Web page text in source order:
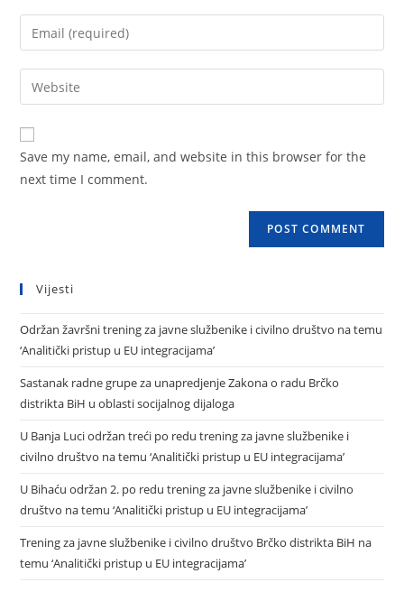
Save my name, email, and website in this browser for the
next time I comment.
Vijesti
Održan žavršni trening za javne službenike i civilno društvo na temu
‘Analitički pristup u EU integracijama’
Sastanak radne grupe za unapredjenje Zakona o radu Brčko
distrikta BiH u oblasti socijalnog dijaloga
U Banja Luci održan treći po redu trening za javne službenike i
civilno društvo na temu ‘Analitički pristup u EU integracijama’
U Bihaću održan 2. po redu trening za javne službenike i civilno
društvo na temu ‘Analitički pristup u EU integracijama’
Trening za javne službenike i civilno društvo Brčko distrikta BiH na
temu ‘Analitički pristup u EU integracijama’